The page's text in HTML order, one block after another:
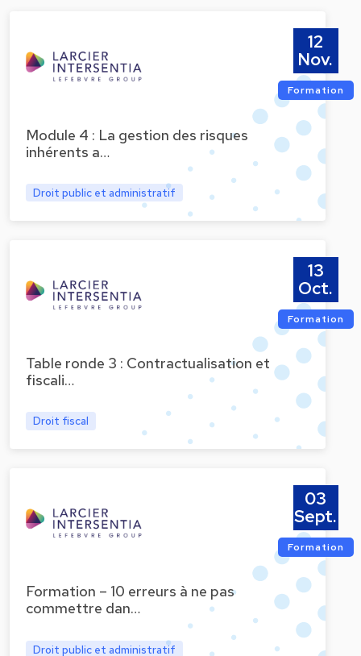
Module 4 : La gestion des risques
inhérents a…
Droit public et administratif
12
Nov.
Formation
Table ronde 3 : Contractualisation et
fiscali…
Droit fiscal
13
Oct.
Formation
Formation – 10 erreurs à ne pas
commettre dan…
Droit public et administratif
03
Sept.
Formation